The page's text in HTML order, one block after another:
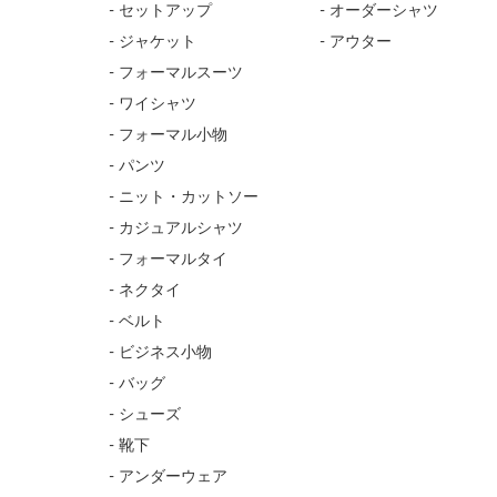
- セットアップ
- ジャケット
- フォーマルスーツ
- ワイシャツ
- フォーマル小物
- パンツ
- ニット・カットソー
- カジュアルシャツ
- フォーマルタイ
- ネクタイ
- ベルト
- ビジネス小物
- バッグ
- シューズ
- 靴下
- アンダーウェア
- オーダーシャツ
- アウター